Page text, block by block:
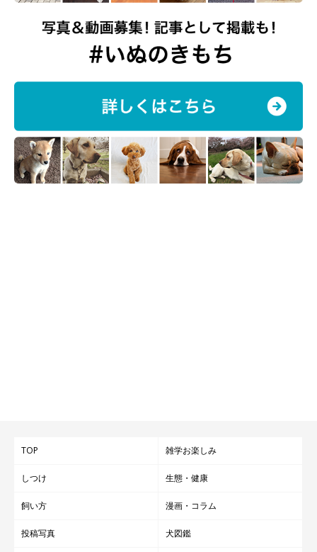
TOP 雑学お楽しみ
しつけ 生態・健康
飼い方 漫画・コラム
投稿写真 犬図鑑